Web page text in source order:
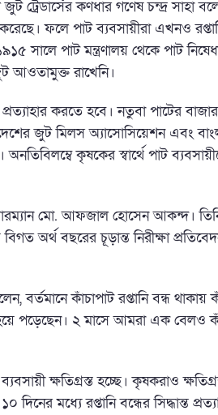
কর্ণধার গণেষ চন্দ্র সাহা
করেছে। ফলে পাট ব্যবসায়ীরা এখনও
সালে পাট মন্ত্রণালয় থেকে পাট
আওতামুক্ত রাখেনি।
করতে হবে। নতুবা পাটের
জুট মিলস অ্যাসোসিয়েশন এবং
কৃষকের স্বার্থে পাট
মো. আফজাল হোসেন আকন্দ। তিনি
অর্থ বছরের চূড়ান্ত নিরীক্ষা
বর্তমানে কাঁচাপাট রপ্তানি বন্ধ থাকায়
পড়েছেন। ২ মাসে আমরা এক বেলও
ক্ষতিগ্রস্ত হচ্ছে। কৃষকরাও
দিনের মধ্যে রপ্তানি বন্ধের সিদ্ধান্ত